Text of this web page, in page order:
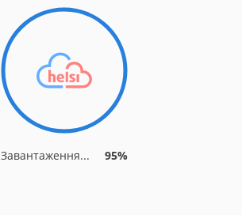
Завантаження... 95%